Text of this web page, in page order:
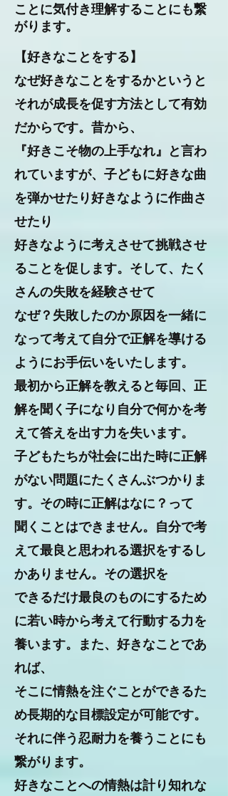
ことに気付き理解することにも繋
がります。
【好きなことをする】
なぜ好きなことをするかというと​
それが成長を促す方法として有効
だからです。昔から、
『好きこそ物の上手なれ』と言わ
れていますが、子どもに好きな曲
を弾かせたり好きなように作曲さ
せたり
好きなように考えさせて挑戦させ
ることを促します。そして、たく
さんの失敗を経験させて
なぜ？失敗したのか原因を一緒に
なって考えて自分で正解を導ける
ようにお手伝いをいたします。
最初から正解を教えると毎回、正
解を聞く子になり自分で何かを考
えて答えを出す力を失います。
子どもたちが社会に出た時に正解
がない問題にたくさんぶつかりま
す。その時に正解はなに？って
聞くことはできません。自分で考
えて最良と思われる選択をするし
かありません。その選択を
できるだけ最良のものにするため
に若い時から考えて行動する力を
養います。また、好きなことであ
れば、
そこに情熱を注ぐことができるた
め長期的な目標設定が可能です。
それに伴う忍耐力を​養うことにも
繋がります。
好きなことへの情熱は計り知れな